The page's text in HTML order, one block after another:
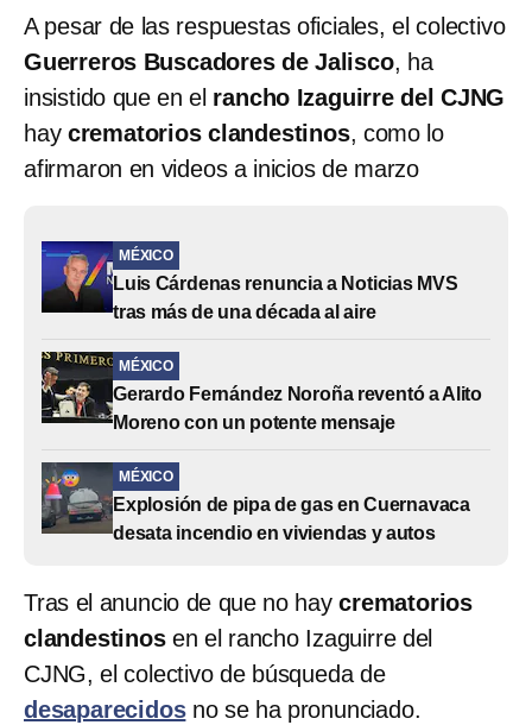
A pesar de las respuestas oficiales, el colectivo
Guerreros Buscadores de Jalisco, ha
insistido que en el rancho Izaguirre del CJNG
hay crematorios clandestinos, como lo
afirmaron en videos a inicios de marzo
MÉXICO
Luis Cárdenas renuncia a Noticias MVS
tras más de una década al aire
MÉXICO
Gerardo Fernández Noroña reventó a Alito
Moreno con un potente mensaje
MÉXICO
Explosión de pipa de gas en Cuernavaca
desata incendio en viviendas y autos
Tras el anuncio de que no haycrematorios
clandestinosen el rancho Izaguirre del
CJNG, el colectivo de búsqueda de
desaparecidosno se ha pronunciado.